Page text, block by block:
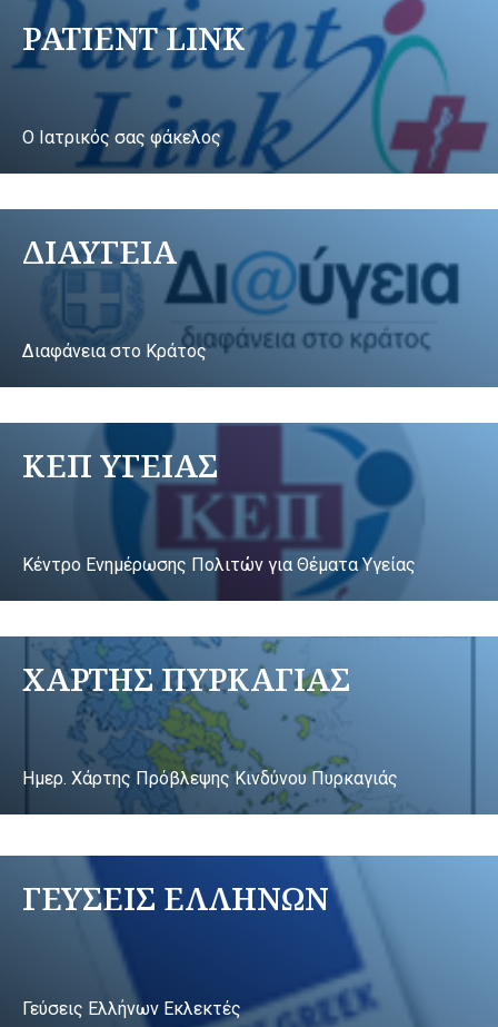
PATIENT LINK
Ο Ιατρικός σας φάκελος
ΔΙΑΥΓΕΙΑ
Διαφάνεια στο Κράτος
ΚΕΠ ΥΓΕΙΑΣ
Κέντρο Ενημέρωσης Πολιτών για Θέματα Υγείας
ΧΑΡΤΗΣ ΠΥΡΚΑΓΙΑΣ
Ημερ. Χάρτης Πρόβλεψης Κινδύνου Πυρκαγιάς
ΓΕΥΣΕΙΣ ΕΛΛΗΝΩΝ
Γεύσεις Ελλήνων Εκλεκτές